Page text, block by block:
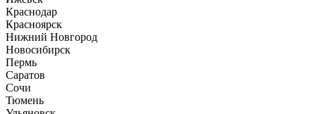
Краснодар
Красноярск
Нижний Новгород
Новосибирск
Пермь
Саратов
Сочи
Тюмень